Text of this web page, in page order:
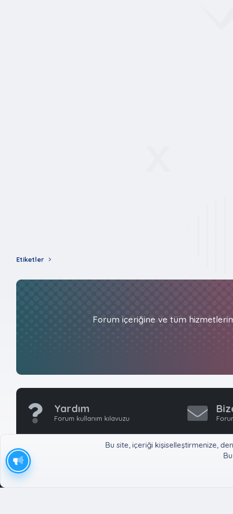
Etiketler
Forum içeriğine ve tüm
Yardım
Forum kullanım kılavuzu
Bu site, içeriği kişiselleştirmenize,